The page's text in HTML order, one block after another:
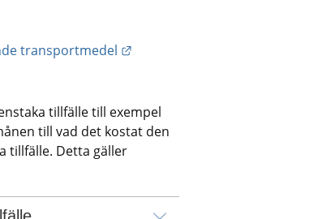
webbplats.
transportmedel
Länk till annan webbplats.
tillfälle till exempel
till vad det kostat den
tillfälle. Detta gäller